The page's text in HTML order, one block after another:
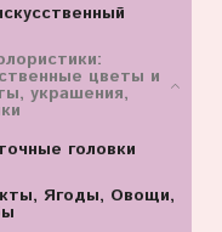
цветы и
украшения,
головки
Ягоды, Овощи,